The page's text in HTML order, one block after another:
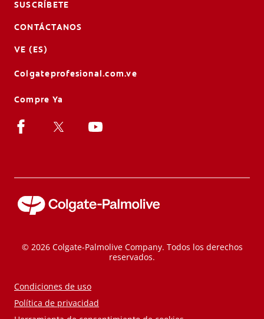
SUSCRÍBETE
CONTÁCTANOS
VE (ES)
Colgateprofesional.com.ve
Compre Ya
© 2026 Colgate-Palmolive Company. Todos los derechos
reservados.
Condiciones de uso
Política de privacidad